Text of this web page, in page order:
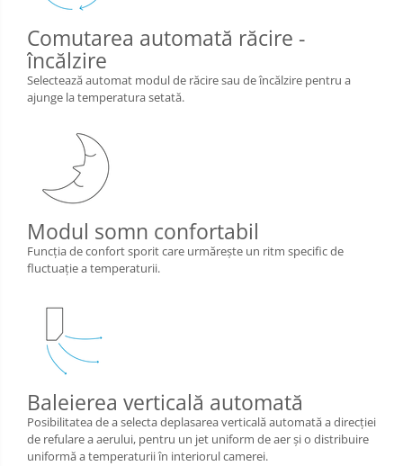
Comutarea automată răcire -
încălzire
Selectează automat modul de răcire sau de încălzire pentru a
ajunge la temperatura setată.
Modul somn confortabil
Funcţia de confort sporit care urmăreşte un ritm specific de
fluctuaţie a temperaturii.
Baleierea verticală automată
Posibilitatea de a selecta deplasarea verticală automată a direcţiei
de refulare a aerului, pentru un jet uniform de aer şi o distribuire
uniformă a temperaturii în interiorul camerei.